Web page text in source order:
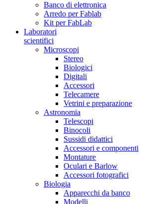
Banco di elettronica
Arredo per Fablab
Kit per FabLab
Laboratori
scientifici
Microscopi
Stereo
Biologici
Digitali
Accessori
Telecamere
Vetrini e preparazione
Astronomia
Telescopi
Binocoli
Sussidi didattici
Accessori e componenti
Montature
Oculari e Barlow
Accessori fotografici
Biologia
Apparecchi da banco
Modelli